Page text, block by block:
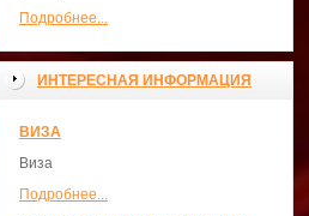
Подробнее...
ИНТЕРЕСНАЯ ИНФОРМАЦИЯ
ВИЗА
Виза
Подробнее...